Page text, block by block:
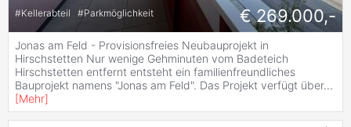
#Kellerabteil #Parkmöglichkeit € 269.000,-
Jonas am Feld - Provisionsfreies Neubauprojekt in
Hirschstetten Nur wenige Gehminuten vom Badeteich
Hirschstetten entfernt entsteht ein familienfreundliches
Bauprojekt namens "Jonas am Feld". Das Projekt verfügt über...
[Mehr]